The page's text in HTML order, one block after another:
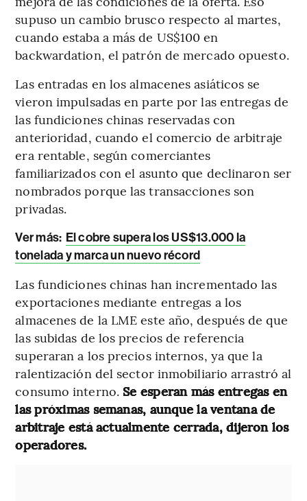
supuso un cambio brusco respecto al martes,
cuando estaba a más de US$100 en
backwardation, el patrón de mercado opuesto.
Las entradas en los almacenes asiáticos se
vieron impulsadas en parte por las entregas de
las fundiciones chinas reservadas con
anterioridad, cuando el comercio de arbitraje
era rentable, según comerciantes
familiarizados con el asunto que declinaron ser
nombrados porque las transacciones son
privadas.
Ver más: El cobre supera los US$13.000 la
tonelada y marca un nuevo récord
Las fundiciones chinas han incrementado las
exportaciones mediante entregas a los
almacenes de la LME este año, después de que
las subidas de los precios de referencia
superaran a los precios internos, ya que la
ralentización del sector inmobiliario arrastró al
consumo interno. Se esperan más entregas en
las próximas semanas, aunque la ventana de
arbitraje está actualmente cerrada, dijeron los
operadores.